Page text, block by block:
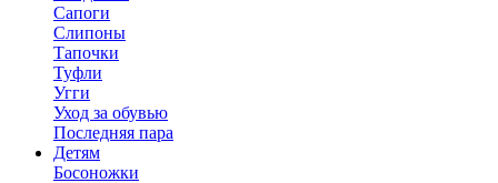
Сапоги
Слипоны
Тапочки
Туфли
Угги
Уход за обувью
Последняя пара
Детям
Босоножки